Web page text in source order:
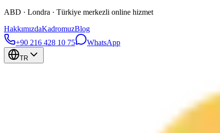
ABD · Londra · Türkiye merkezli online hizmet
HakkımızdaKadromuzBlog
+90 216 428 10 75
WhatsApp
TR